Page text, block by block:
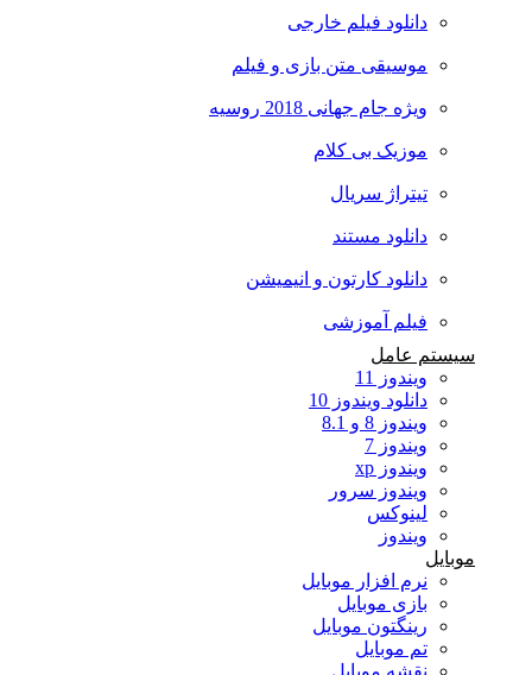
دانلود فیلم خارجی
موسیقی متن بازی و فیلم
ویژه جام جهانی 2018 روسیه
موزیک بی کلام
تیتراژ سریال
دانلود مستند
دانلود کارتون و انیمیشن
فیلم آموزشی
سیستم عامل
ویندوز 11
دانلود ویندوز 10
ویندوز 8 و 8.1
ویندوز 7
ویندوز xp
ویندوز سرور
لینوکس
ویندوز
موبایل
نرم افزار موبایل
بازی موبایل
رینگتون موبایل
تم موبایل
نقشه موبایل